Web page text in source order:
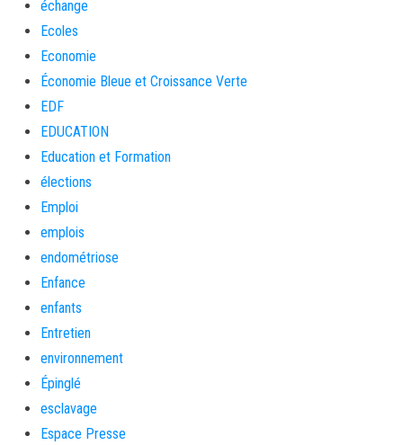
échange
Ecoles
Economie
Économie Bleue et Croissance Verte
EDF
EDUCATION
Education et Formation
élections
Emploi
emplois
endométriose
Enfance
enfants
Entretien
environnement
Épinglé
esclavage
Espace Presse